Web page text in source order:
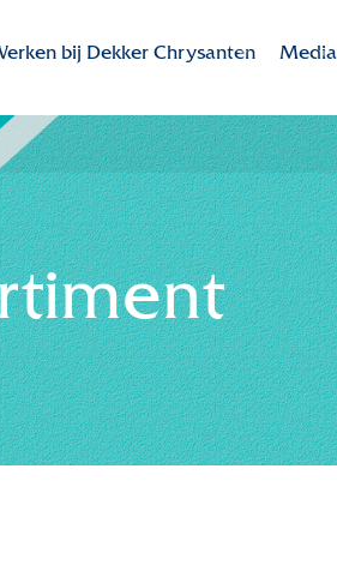
bij Dekker Chrysanten
bij Dekker Chrysanten
vacatures
collega's
Media
Valley